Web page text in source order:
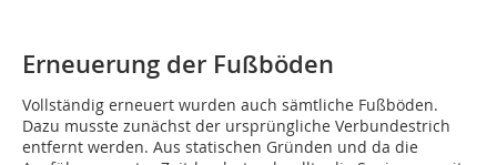
Erneuerung der Fußböden
Vollständig erneuert wurden auch sämtliche Fußböden.
Dazu musste zunächst der ursprüngliche Verbundestrich
entfernt werden. Aus statischen Gründen und da die